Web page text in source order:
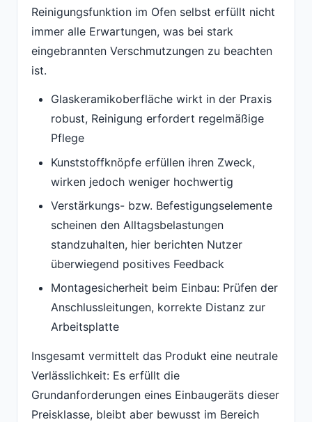
Reinigungsfunktion im Ofen selbst erfüllt nicht
immer alle Erwartungen, was bei stark
eingebrannten Verschmutzungen zu beachten
ist.
Glaskeramikoberfläche wirkt in der Praxis
robust, Reinigung erfordert regelmäßige
Pflege
Kunststoffknöpfe erfüllen ihren Zweck,
wirken jedoch weniger hochwertig
Verstärkungs- bzw. Befestigungselemente
scheinen den Alltagsbelastungen
standzuhalten, hier berichten Nutzer
überwiegend positives Feedback
Montagesicherheit beim Einbau: Prüfen der
Anschlussleitungen, korrekte Distanz zur
Arbeitsplatte
Insgesamt vermittelt das Produkt eine neutrale
Verlässlichkeit: Es erfüllt die
Grundanforderungen eines Einbaugeräts dieser
Preisklasse, bleibt aber bewusst im Bereich